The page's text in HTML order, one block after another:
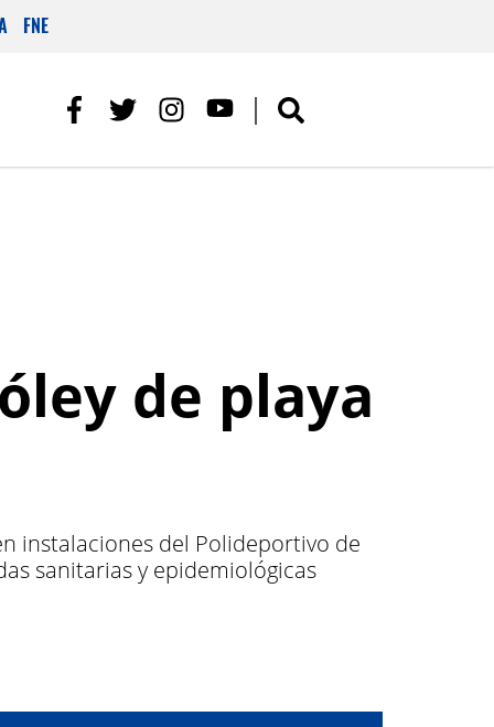
FNE
de playa
instalaciones del Polideportivo de
sanitarias y epidemiológicas